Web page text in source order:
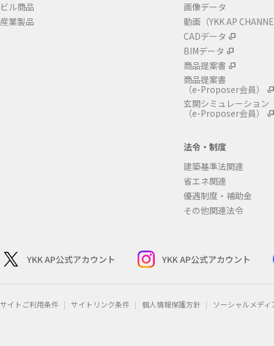
ビル商品
産業製品
画像データ
動画（YKK AP
CADデータ
BIMデータ
商品提案書
商品提案書
（e-Proposer会員）
玄関シミュレーション
（e-Proposer会員）
法令・制度
建築基準法関連
省エネ関連
優遇制度・補助金
その他関連法令
YKK AP公式アカウント YKK AP公式アカウント
サイトご利用条件 サイトリンク条件 個人情報保護方針 ソーシャルメデ